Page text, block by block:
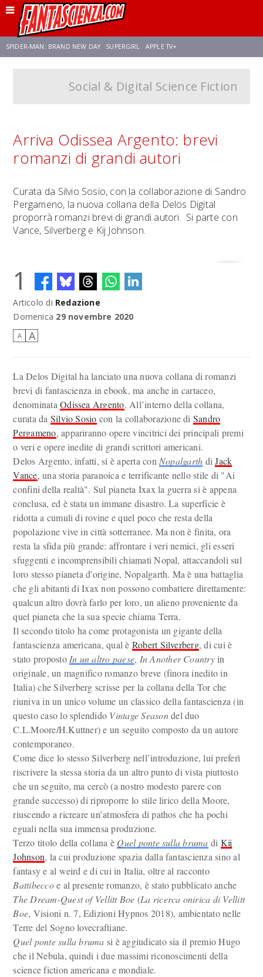
SPIDER-MAN: BRAND NEW DAY SUPERGIRL APPLE TV+
FRANCO RICCIARDIELLO ZENDAYA STAR TREK AVENGERS: DOOMSDAY
Social & Digital Science Fiction
Arriva Odissea Argento: brevi
romanzi di grandi autori
Curata da Silvio Sosio, con la collaborazione di Sandro
Pergameno, la nuova collana della Delos Digital
proporrà romanzi brevi di grandi autori. Si parte con
Vance, Silverberg e Kij Johnson.
1
Articolo di Redazione
Domenica 29 novembre 2020
A A
La Delos Digital ha lanciato una nuova collana di romanzi
brevi di fantascienza in ebook, ma anche in cartaceo,
denominataOdissea Argento. All’interno della collana,
curata da Silvio Sosio con la collaborazione di Sandro
Pergameno, appariranno opere vincitrici dei principali premi
o veri e opere inedite di grandi scrittori americani.
Delos Argento, infatti, si è aperta con Nopalgarth diJack
Vance, una storia paranoica e terrificante nello stile di "Ai
confini della realtà". Sul pianeta Ixax la guerra si è appena
conclusa, ed è stata un immane disastro. La superficie è
ridotta a cumuli di rovine e quel poco che resta della
popolazione vive in città sotterranee. Ma non è finita, ora
resta la sfida più grande: affrontare i veri nemici, gli esseri
sfuggenti e incomprensibili chiamati Nopal, attaccandoli sul
loro stesso pianeta d'origine, Nopalgarth. Ma è una battaglia
che gli abitanti di Ixax non possono combattere direttamente:
qualcun altro dovrà farlo per loro, un alieno proveniente da
quel pianeta che la sua specie chiama Terra.
Il secondo titolo ha come protagonista un gigante della
fantascienza americana, qual è Robert Silverberg, di cui è
stato proposto In un altro paese, In Another Countryin
originale, un magnifico romanzo breve (finora inedito in
Italia) che Silverberg scrisse per la collana della Tor che
riuniva in un unico volume un classico della fantascienza (in
questo caso lo splendido Vintage Seasondel duo
C.L.Moore/H.Kuttner) e un seguito composto da un autore
contemporaneo.
Come dice lo stesso Silverberg nell’introduzione, lui preferì
riscrivere la stessa storia da un altro punto di vista piuttosto
che un seguito, ma cercò (a nostro modesto parere con
grande successo) di riproporre lo stile lirico della Moore,
riuscendo a ricreare un’atmosfera di pathos che ha pochi
eguali nella sua immensa produzione.
Terzo titolo della collana è Quel ponte sulla bruma di Kij
Johnson, la cui produzione spazia dalla fantascienza sino al
fantasy e al weird e di cui in Italia, oltre al racconto
Battibeccoe al presente romanzo, è stato pubblicato anche
The Dream-Quest of Vellitt Boe (La ricerca onirica di Vellitt
Boe, Visioni n. 7, Edizioni Hypnos 2018), ambientato nelle
Terre del Sogno lovecraftiane.
Quel ponte sulla bruma si è aggiudicato sia il premio Hugo
che il Nebula, quindi i due massimi riconoscimenti della
science fiction americana e mondiale.